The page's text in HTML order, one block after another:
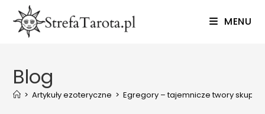
content
MENU
Blog
> Artykuły ezoteryczne > Egregory – tajemnicze twory